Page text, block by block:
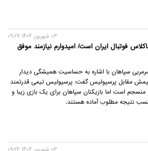
فوتبال ایران است/ امیدوارم نیازمند موفق
03 شهريور 1404 09:27
سپاهان با اشاره به حساسیت همیشگی دیدار
مقابل پرسپولیس گفت: پرسپولیس تیمی قدرتمند
منسجم است اما بازیکنان سپاهان برای یک بازی زیبا و
نتیجه مطلوب آماده هستند.
03 شهريور 1404 09:26